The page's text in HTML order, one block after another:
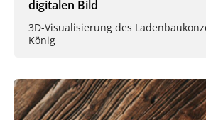
digitalen Bild
3D-Visualisierung des
König